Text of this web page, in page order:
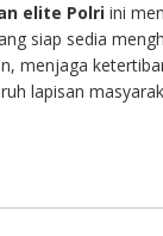
elite Polri ini
siap sedia
menjaga
lapisan